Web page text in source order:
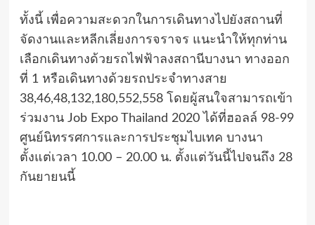
ทั้งนี้ เพื่อความสะดวกในการเดินทางไปยังสถานที่
จัดงานและหลีกเลี่ยงการจราจร แนะนำให้ทุกท่าน
เลือกเดินทางด้วยรถไฟฟ้าลงสถานีบางนา ทางออก
ที่ 1 หรือเดินทางด้วยรถประจำทางสาย
38,46,48,132,180,552,558 โดยผู้สนใจสามารถเข้า
ร่วมงาน Job Expo Thailand 2020 ได้ที่ฮอลล์ 98-99
ศูนย์นิทรรศการและการประชุมไบเทค บางนา
ตั้งแต่เวลา 10.00 – 20.00 น. ตั้งแต่วันนี้ไปจนถึง 28
กันยายนนี้